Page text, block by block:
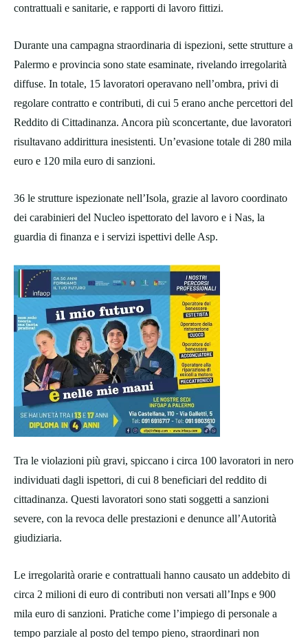
contrattuali e sanitarie, e rapporti di lavoro fittizi.
Durante una campagna straordinaria di ispezioni, sette strutture a
Palermo e provincia sono state esaminate, rivelando irregolarità
diffuse. In totale, 15 lavoratori operavano nell’ombra, privi di
regolare contratto e contributi, di cui 5 erano anche percettori del
Reddito di Cittadinanza. Ancora più sconcertante, due lavoratori
risultavano addirittura inesistenti. Un’evasione totale di 280 mila
euro e 120 mila euro di sanzioni.
36 le strutture ispezionate nell’Isola, grazie al lavoro coordinato
dei carabinieri del Nucleo ispettorato del lavoro e i Nas, la
guardia di finanza e i servizi ispettivi delle Asp.
Tra le violazioni più gravi, spiccano i circa 100 lavoratori in nero
individuati dagli ispettori, di cui 8 beneficiari del reddito di
cittadinanza. Questi lavoratori sono stati soggetti a sanzioni
severe, con la revoca delle prestazioni e denunce all’Autorità
giudiziaria.
Le irregolarità orarie e contrattuali hanno causato un addebito di
circa 2 milioni di euro di contributi non versati all’Inps e 900
mila euro di sanzioni. Pratiche come l’impiego di personale a
tempo parziale al posto del tempo pieno, straordinari non